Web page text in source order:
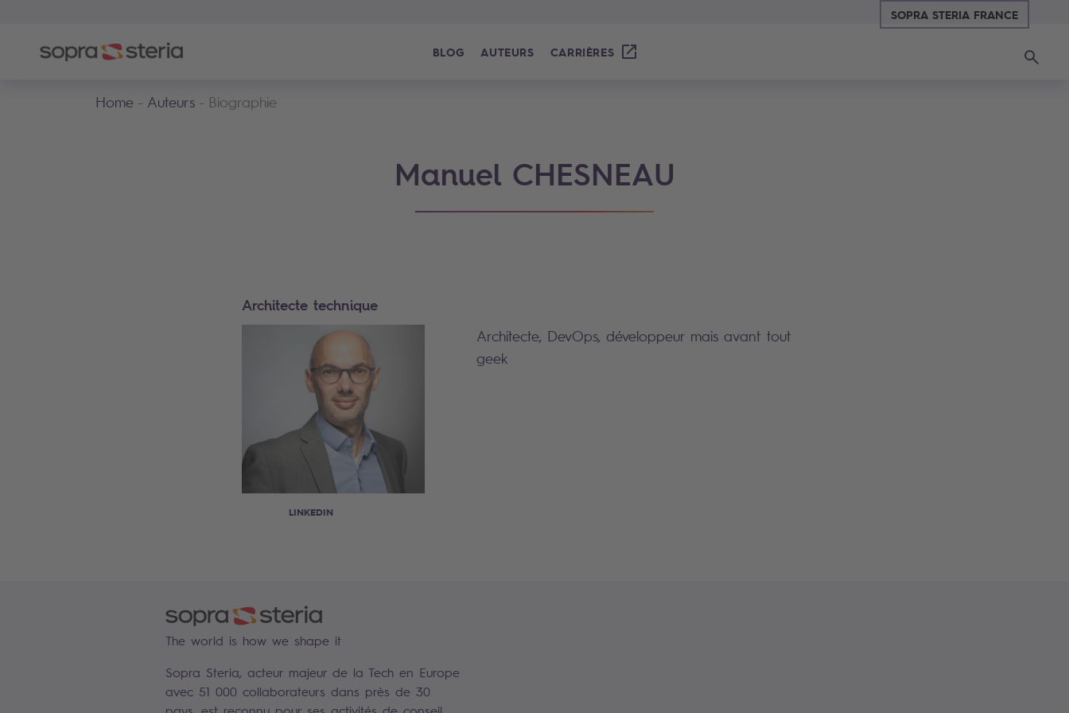
SOPRA STERIA FRANCE
BLOG AUTEURS CARRIÈRES
Home Auteurs Biographie
Manuel CHESNEAU
Architecte technique
LINKEDIN
Architecte, DevOps, développeur mais avant tout
geek
The world is how we shape it
Sopra Steria, acteur majeur de la Tech en Europe
avec 51 000 collaborateurs dans près de 30
pays, est reconnu pour ses activités de conseil,